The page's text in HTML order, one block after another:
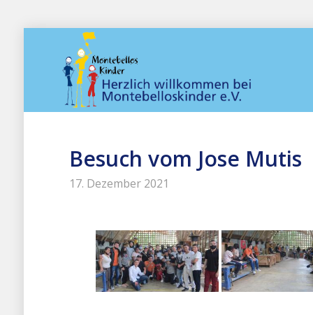
Besuch vom Jose Mutis
17. Dezember 2021